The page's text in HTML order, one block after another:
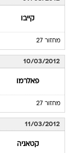
קייבו
מחזור 27
10/03/2012
פאלרמו
מחזור 27
11/03/2012
קטאניה